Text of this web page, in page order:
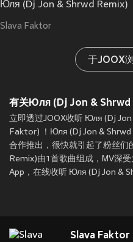
Юля (Dj Jon & Shrwd Remix)
Slava Faktor
于JOOX
有关Юля (Dj Jon & Shrwd
立即透过JOOX收听 Юля (Dj
Faktor) ！Юля (Dj Jon & Shrwd
合作推出，很快就引起了粉丝
Remix)由1首歌曲组成，MV深
App，在线收听 Юля (Dj Jon &
Slava Faktor